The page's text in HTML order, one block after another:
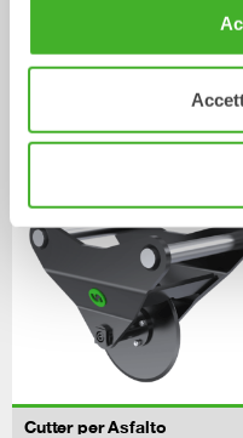
Ripper
Attrezzature meccaniche
Cutter per Asfalto